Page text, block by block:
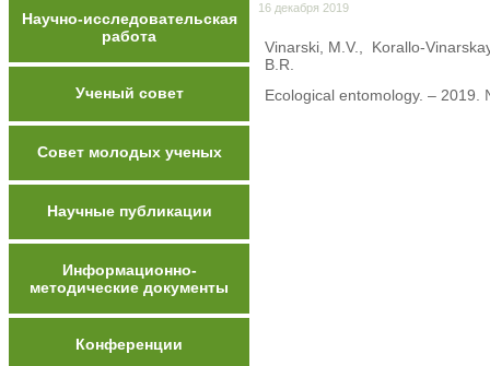
Научно-исследовательская
работа
Ученый совет
Совет молодых ученых
Научные публикации
Информационно-
методические документы
Конференции
16 декабря 2019
Vinarski, M.V., Korallo-
B.R.
Ecological entomology. –